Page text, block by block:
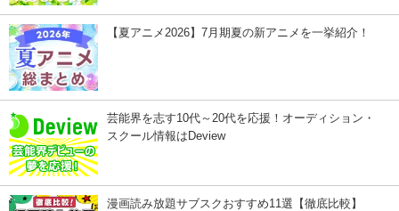
【夏アニメ2026】7月期夏の新アニメを一挙紹介！
芸能界を志す10代～20代を応援！オーディション・
スクール情報はDeview
漫画読み放題サブスクおすすめ11選【徹底比較】